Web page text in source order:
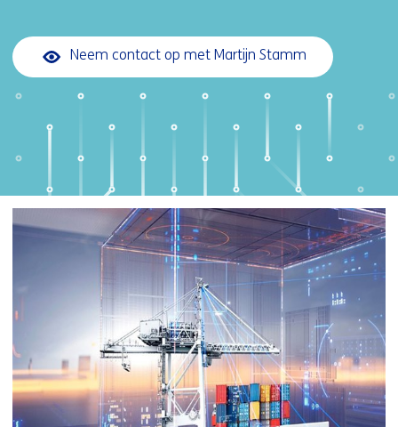
Neem contact op met Martijn Stamm